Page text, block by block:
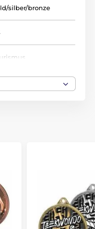
silber/bronze